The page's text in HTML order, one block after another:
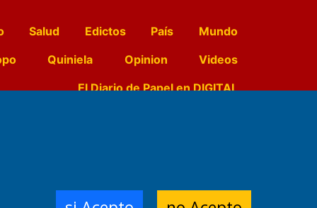
Salud Edictos País
Mundo
Quiniela Opinion
Videos
El Diario de Papel en DIGITAL